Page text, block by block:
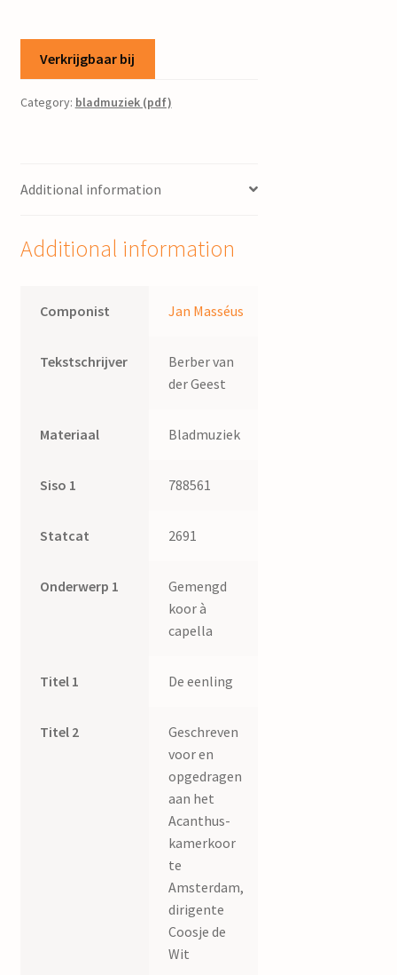
Verkrijgbaar bij
Category: bladmuziek (pdf)
Additional information
Additional information
Componist Jan Masséus
Tekstschrijver
Berber van
der Geest
Materiaal Bladmuziek
Siso 1 788561
Statcat 2691
Onderwerp 1
Gemengd
koor à
capella
Titel 1 De eenling
Titel 2
Geschreven
voor en
opgedragen
aan het
Acanthus-
kamerkoor
te
Amsterdam,
dirigente
Coosje de
Wit